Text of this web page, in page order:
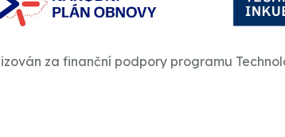
za finanční podpory programu